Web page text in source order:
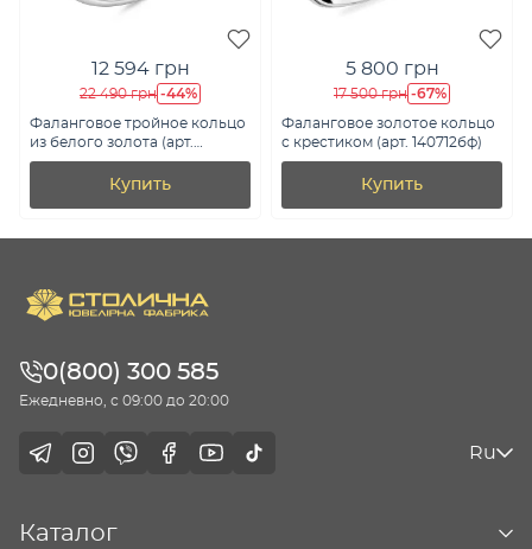
12 594 грн
22 490 грн -44%
Фаланговое тройное кольцо
из белого золота (арт.
140701фб)
Купить
5 800 грн
17 500 грн -67%
Фаланговое золотое кольцо
с крестиком (арт. 140712бф)
Купить
0(800) 300 585
Ежедневно, с 09:00 до 20:00
Ru
Каталог